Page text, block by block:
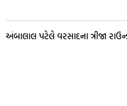
અંબાલાલ પટેલે વરસાદના ત્રીજા